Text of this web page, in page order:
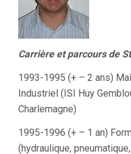
Carrière et parcours de
1993-1995 (+ – 2 ans)
Industriel (ISI Huy
Charlemagne)
1995-1996 (+ – 1 an)
(hydraulique,